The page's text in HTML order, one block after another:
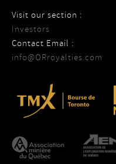
Visit our section :
Investors
Contact Email :
info@ORroyalties.com